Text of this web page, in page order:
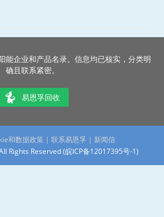
能企业和产品名录。信息均已核实，分类明
确且联系紧密。
易恩孚回收
和数据政策| 联系易恩孚 | 新闻信
Rights Reserved (皖ICP备12017395号-1)